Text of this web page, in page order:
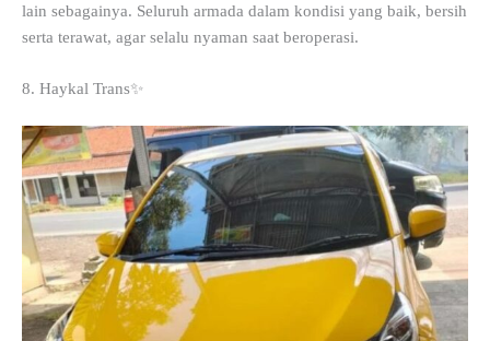
lain sebagainya. Seluruh armada dalam kondisi yang baik, bersih
serta terawat, agar selalu nyaman saat beroperasi.
8. Haykal Trans✨